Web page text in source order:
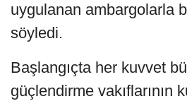
uygulanan ambargolarla
söyledi.
Başlangıçta her kuvvet
güçlendirme vakıflarının